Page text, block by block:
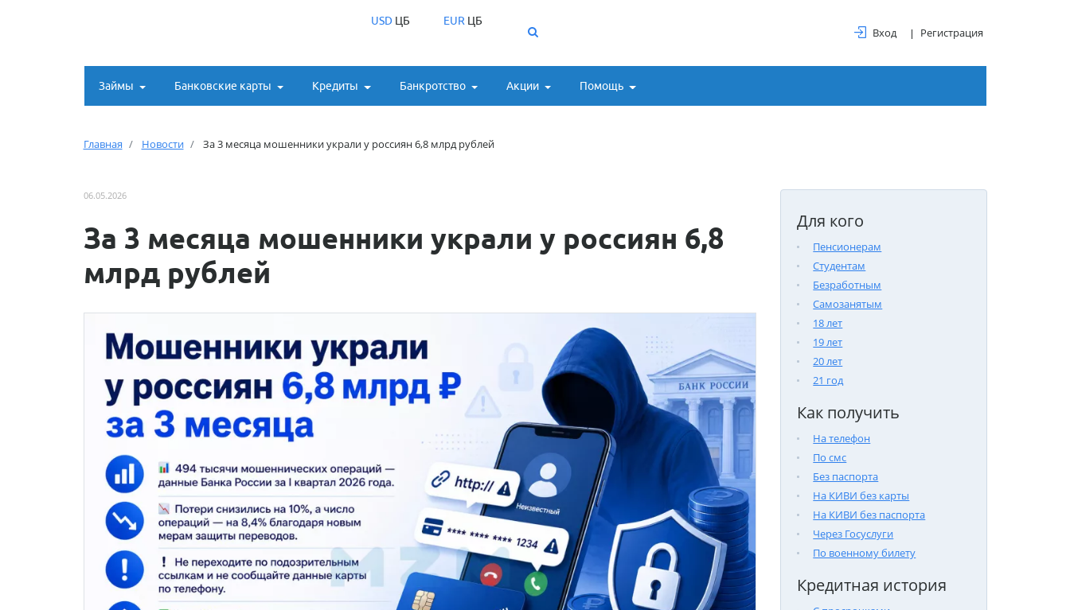
USDЦБ EUR ЦБ
Вход Регистрация
Займы Банковские карты Кредиты Банкротство Акции Помощь
Главная Новости За 3 месяца мошенники украли у россиян 6,8 млрд рублей
Для кого
Пенсионерам
Студентам
Безработным
Самозанятым
18 лет
19 лет
20 лет
21 год
Как получить
На телефон
По смс
Без паспорта
На КИВИ без карты
На КИВИ без паспорта
Через Госуслуги
По военному билету
Кредитная история
06.05.2026
За 3 месяца мошенники украли у россиян 6,8
млрд рублей